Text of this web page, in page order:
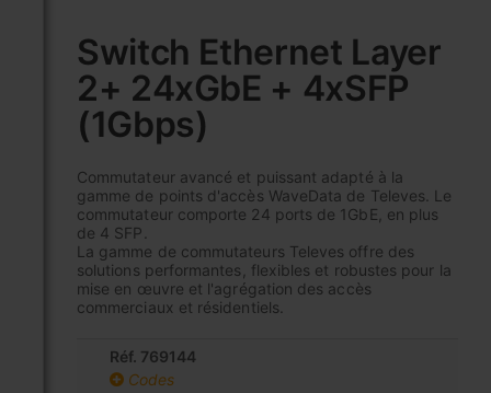
Switch Ethernet Layer
2+ 24xGbE + 4xSFP
(1Gbps)
Commutateur avancé et puissant adapté à la
gamme de points d'accès WaveData de Televes. Le
commutateur comporte 24 ports de 1GbE, en plus
de 4 SFP.
La gamme de commutateurs Televes offre des
solutions performantes, flexibles et robustes pour la
mise en œuvre et l'agrégation des accès
commerciaux et résidentiels.
Réf. 769144
Codes
the
beginning
of
the
images
gallery